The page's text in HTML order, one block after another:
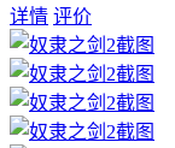
详情 评价